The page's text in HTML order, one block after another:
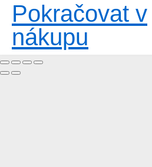
Pokračovat v
nákupu